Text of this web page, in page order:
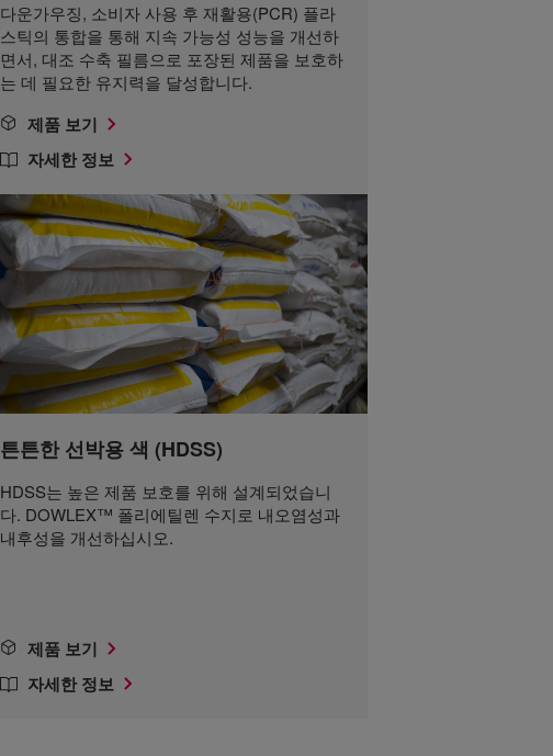
다운가우징, 소비자 사용 후 재활용(PCR) 플라
스틱의 통합을 통해 지속 가능성 성능을 개선하
면서, 대조 수축 필름으로 포장된 제품을 보호하
는 데 필요한 유지력을 달성합니다.
제품 보기
자세한 정보
튼튼한 선박용 색 (HDSS)
HDSS는 높은 제품 보호를 위해 설계되었습니
다. DOWLEX™ 폴리에틸렌 수지로 내오염성과
내후성을 개선하십시오.
제품 보기
자세한 정보